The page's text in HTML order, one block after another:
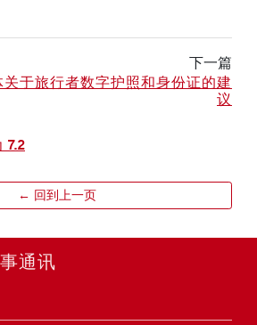
下一篇
关于旅行者数字护照和身份证的建
议
7.2
← 回到上一页
通讯